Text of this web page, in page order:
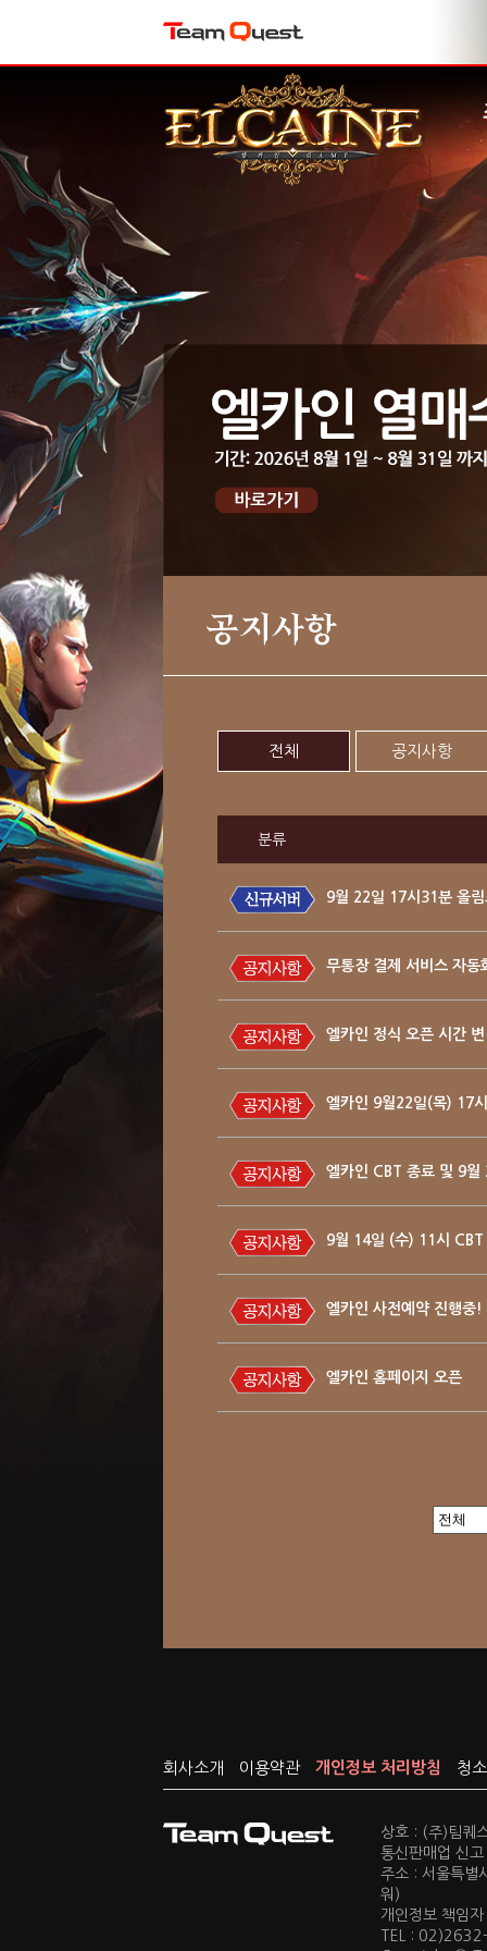
공지사항
전체 공지사항
분류
9월 22일 17시31분 올
무통장 결제 서비스 자동
엘카인 정식 오픈 시간
엘카인 9월22일(목) 17
엘카인 CBT 종료 및 9월
9월 14일 (수) 11시 CBT
엘카인 사전예약 진행중!
엘카인 홈페이지 오픈
회사소개 이용약관 개인정보 처리방침 청
상호 : (주)팀퀘
통신판매업 신
주소 : 서울특
워)
개인정보 책
TEL :